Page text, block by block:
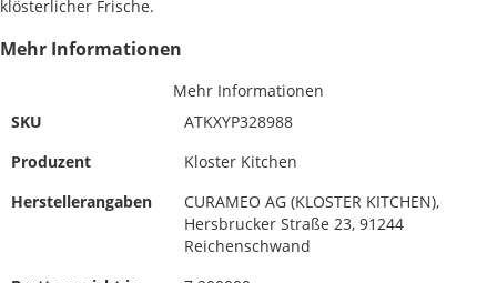
klösterlicher Frische.
Mehr Informationen
Mehr Informationen
SKU
ATKXYP328988
Produzent
Kloster Kitchen
Herstellerangaben
CURAMEO AG (KLOSTER KITCHEN),
Hersbrucker Straße 23, 91244
Reichenschwand